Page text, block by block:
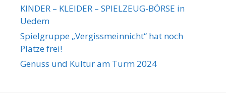
KINDER – KLEIDER – SPIELZEUG-BÖRSE in
Uedem
Spielgruppe „Vergissmeinnicht“ hat noch
Plätze frei!
Genuss und Kultur am Turm 2024